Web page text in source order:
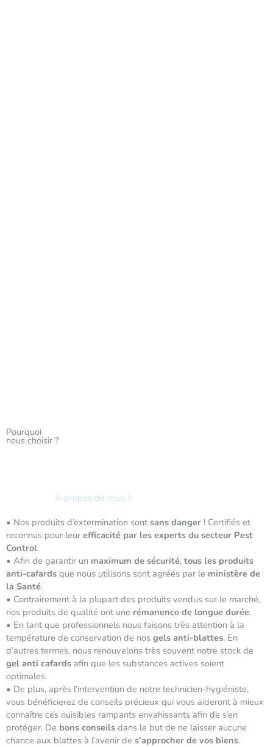
Pourquoi
nous choisir ?
À propos de nous !
• Nos produits d’extermination sont sans danger ! Certifiés et
reconnus pour leur efficacité par les experts du secteur Pest
Control.
• Afin de garantir un maximum de sécurité, tous les produits
anti-cafards que nous utilisons sont agréés par le ministère de
la Santé.
• Contrairement à la plupart des produits vendus sur le marché,
nos produits de qualité ont une rémanence de longue durée.
• En tant que professionnels nous faisons très attention à la
température de conservation de nos gels anti-blattes. En
d’autres termes, nous renouvelons très souvent notre stock de
gel anti cafards afin que les substances actives soient
optimales.
• De plus, après l’intervention de notre technicien-hygiéniste,
vous bénéficierez de conseils précieux qui vous aideront à mieux
connaître ces nuisibles rampants envahissants afin de s’en
protéger. De bons conseils dans le but de ne laisser aucune
chance aux blattes à l’avenir de s’approcher de vos biens.